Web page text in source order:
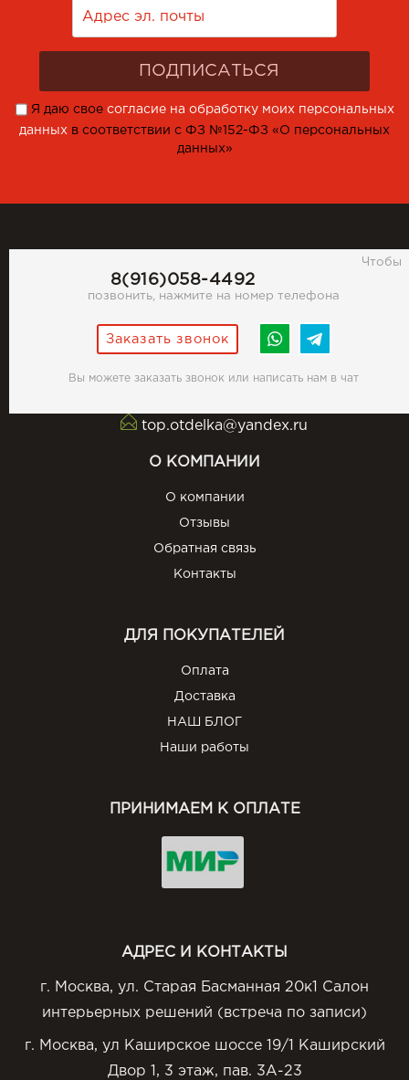
Я даю свое согласие на обработку моих персональных
данных в соответствии с ФЗ №152-ФЗ «О персональных
данных»
8(916)058-4492
Чтобы
позвонить, нажмите на номер телефона
Заказать звонок
Вы можете заказать звонок или написать нам в чат
top.otdelka@yandex.ru
О КОМПАНИИ
О компании
Отзывы
Обратная связь
Контакты
ДЛЯ ПОКУПАТЕЛЕЙ
Оплата
Доставка
НАШ БЛОГ
Наши работы
ПРИНИМАЕМ К ОПЛАТЕ
АДРЕС И КОНТАКТЫ
г. Москва, ул. Старая Басманная 20к1 Салон
интерьерных решений (встреча по записи)
г. Москва, ул Каширское шоссе 19/1 Каширский
Двор 1, 3 этаж, пав. 3А-23